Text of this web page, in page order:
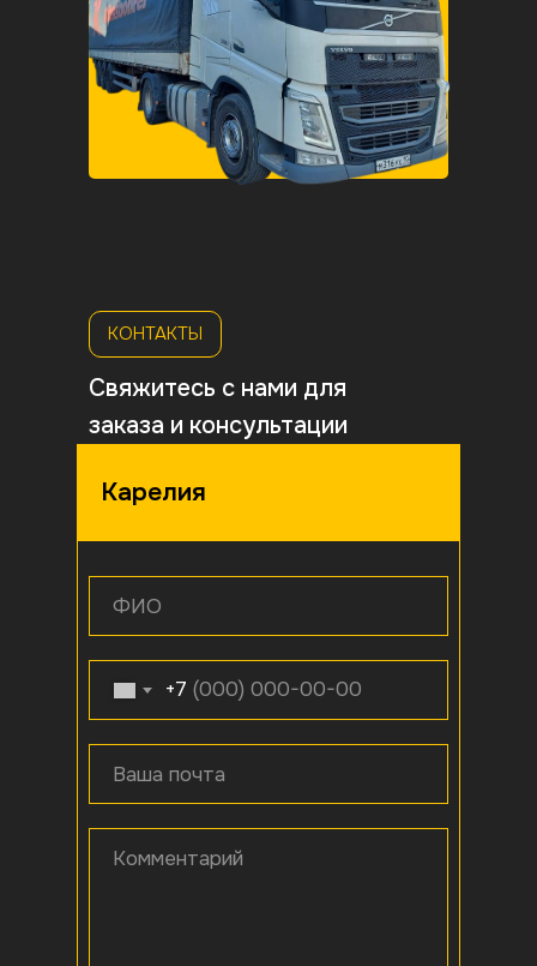
Свяжитесь с нами для
заказа и консультации
КОНТАКТЫ
Карелия
Карелия
ФИО
+7
Ваша почта
Комментарий